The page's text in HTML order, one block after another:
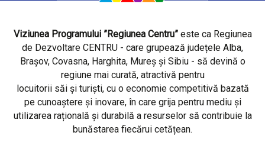
Viziunea Programului ”Regiunea Centru”este ca Regiunea
de Dezvoltare CENTRU - care grupează județele Alba,
Brașov, Covasna, Harghita, Mureș și Sibiu - să devină o
regiune mai curată, atractivă pentru
locuitorii săi și turiști, cu o economie competitivă bazată
pe cunoaștere și inovare, în care grija pentru mediu și
utilizarea rațională și durabilă a resurselor să contribuie la
bunăstarea fiecărui cetățean.